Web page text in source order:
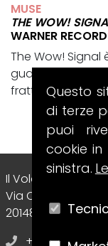
MUSE
THE WOW!
WARNER
The Wow! Signal
guardare il
frattura intima e
Il Volo Srl Editore
Via Collecchio, 8
20148 - Milano (MI)
+39
Questo
di terze
puoi
cookie
sinistra.